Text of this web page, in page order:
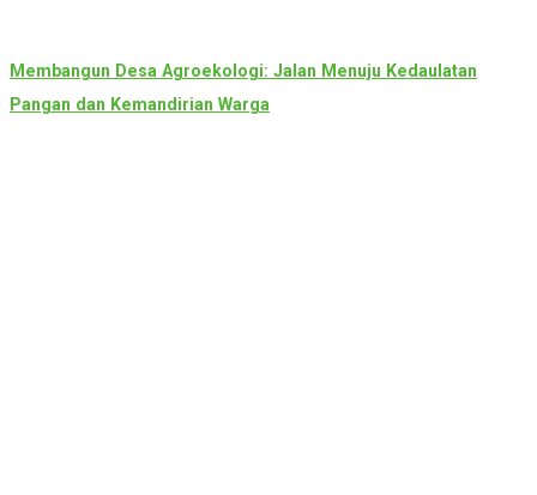
Membangun Desa Agroekologi: Jalan Menuju Kedaulatan
Pangan dan Kemandirian Warga